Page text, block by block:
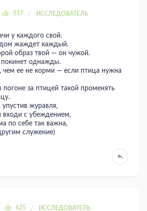
517 ИССЛЕДОВАТЕЛЬ
у каждого свой.
дом жаждет каждый.
образ твой — он чужой.
покинет однажды.
чем ее не корми — если птица нужна
погоне за птицей такой променять
журавля,
входи с убеждением,
по себе так важна,
служение)
625 ИССЛЕДОВАТЕЛЬ